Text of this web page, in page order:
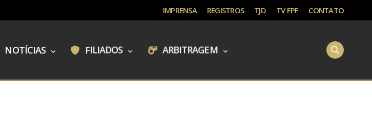
IMPRENSA REGISTROS TJD TV FPF CONTATO
NOTÍCIAS FILIADOS ARBITRAGEM